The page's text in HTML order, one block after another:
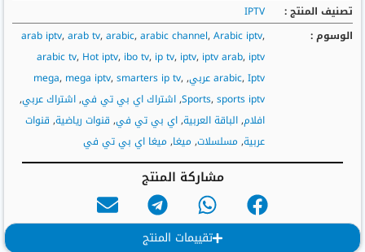
تصنيف المنتج :
IPTV
الوسوم :
arab iptv, arab tv, arabic, arabic channel, Arabic iptv,
arabic tv, Hot iptv, ibo tv, ip tv, iptv, iptv arab, iptv
arabic, Iptv عربي ,
mega, mega iptv, smarters ip tv,
Sports, sports iptv
,اشتراك اي بي تي في,اشتراك عربي,
افلام,الباقة العربية,اي بي تي في, قنوات رياضية, قنوات
عربية, مسلسلات, ميغا, ميغا اي بي تي في
مشاركة المنتج
تقييمات المنتج